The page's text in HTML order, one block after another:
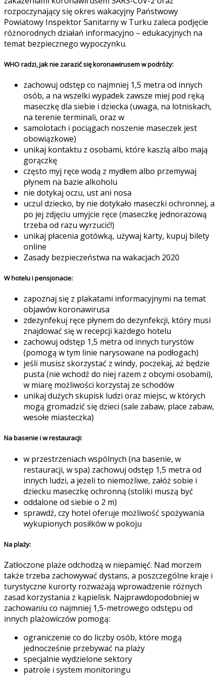
rozpoczynający się okres wakacyjny Państwowy
Powiatowy Inspektor Sanitarny w Turku zaleca podjęcie
różnorodnych działań informacyjno – edukacyjnych na
temat bezpiecznego wypoczynku.
WHO radzi, jak nie zarazić się koronawirusem w podróży:
zachowuj odstęp co najmniej 1,5 metra od innych
osób, a na wszelki wypadek zawsze miej pod ręką
maseczkę dla siebie i dziecka (uwaga, na lotniskach,
na terenie terminali, oraz w
samolotach i pociągach noszenie maseczek jest
obowiązkowe)
unikaj kontaktu z osobami, które kaszlą albo mają
gorączkę
często myj ręce wodą z mydłem albo przemywaj
płynem na bazie alkoholu
nie dotykaj oczu, ust ani nosa
uczul dziecko, by nie dotykało maseczki ochronnej, a
po jej zdjęciu umyjcie ręce (maseczkę jednorazową
trzeba od razu wyrzucić!)
unikaj płacenia gotówką, używaj karty, kupuj bilety
online
Zasady bezpieczeństwa na wakacjach 2020
W hotelu i pensjonacie:
zapoznaj się z plakatami informacyjnymi na temat
objawów koronawirusa
zdezynfekuj ręce płynem do dezynfekcji, który musi
znajdować się w recepcji każdego hotelu
zachowuj odstęp 1,5 metra od innych turystów
(pomogą w tym linie narysowane na podłogach)
jeśli musisz skorzystać z windy, poczekaj, aż będzie
pusta (nie wchodź do niej razem z obcymi osobami),
w miarę możliwości korzystaj ze schodów
unikaj dużych skupisk ludzi oraz miejsc, w których
mogą gromadzić się dzieci (sale zabaw, place zabaw,
wesołe miasteczka)
Na basenie i w restauracji:
w przestrzeniach wspólnych (na basenie, w
restauracji, w spa) zachowuj odstęp 1,5 metra od
innych ludzi, a jeżeli to niemożliwe, załóż sobie i
dziecku maseczkę ochronną (stoliki muszą być
oddalone od siebie o 2 m)
sprawdź, czy hotel oferuje możliwość spożywania
wykupionych posiłków w pokoju
Na plaży:
Zatłoczone plaże odchodzą w niepamięć. Nad morzem
także trzeba zachowywać dystans, a poszczególne kraje i
turystyczne kurorty rozważają wprowadzenie różnych
zasad korzystania z kąpielisk. Najprawdopodobniej w
zachowaniu co najmniej 1,5-metrowego odstępu od
innych plażowiczów pomogą:
ograniczenie co do liczby osób, które mogą
jednocześnie przebywać na plaży
specjalnie wydzielone sektory
patrole i system monitoringu